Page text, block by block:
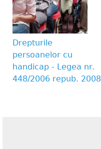
Drepturile
persoanelor cu
handicap - Legea nr.
448/2006 repub. 2008